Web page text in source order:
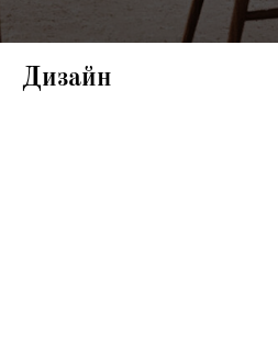
Дизайн